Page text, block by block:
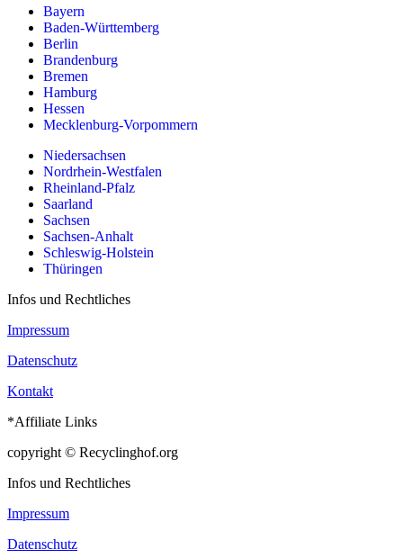
Bayern
Baden-Württemberg
Berlin
Brandenburg
Bremen
Hamburg
Hessen
Mecklenburg-Vorpommern
Niedersachsen
Nordrhein-Westfalen
Rheinland-Pfalz
Saarland
Sachsen
Sachsen-Anhalt
Schleswig-Holstein
Thüringen
Infos und Rechtliches
Impressum
Datenschutz
Kontakt
*Affiliate Links
copyright © Recyclinghof.org
Infos und Rechtliches
Impressum
Datenschutz